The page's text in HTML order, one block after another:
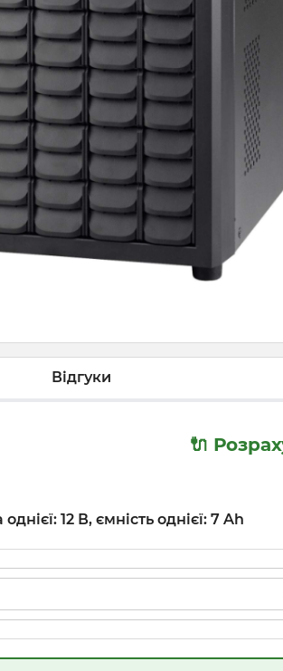
Відгуки
🔌
12 В, ємність однієї: 7 Ah